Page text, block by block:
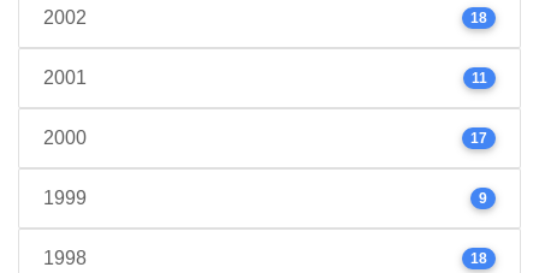
2002 18
2001 11
2000 17
1999 9
1998 18